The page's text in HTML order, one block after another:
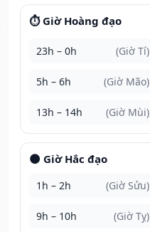
⏱️ Giờ Hoàng đạo
23h – 0h (Giờ Tí)
5h – 6h (Giờ Mão)
13h – 14h (Giờ Mùi)
🌑 Giờ Hắc đạo
1h – 2h (Giờ Sửu)
9h – 10h (Giờ Tỵ)